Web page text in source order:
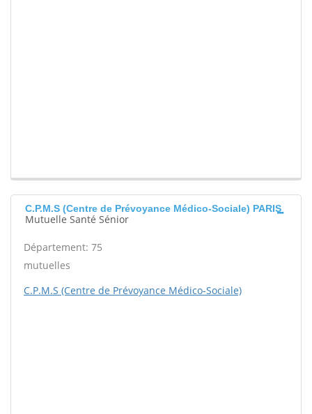
C.P.M.S (Centre de Prévoyance Médico-Sociale) PARIS
Mutuelle Santé Sénior
Département: 75
mutuelles
C.P.M.S (Centre de Prévoyance Médico-Sociale)